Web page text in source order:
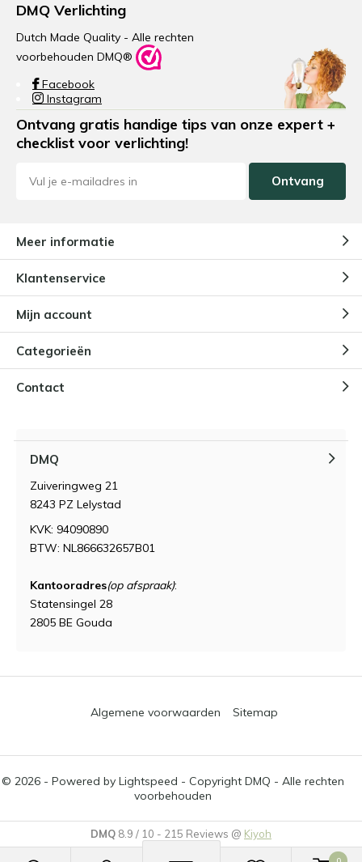
DMQ Verlichting
Dutch Made Quality - Alle rechten
voorbehouden DMQ®
Facebook
Instagram
Ontvang gratis handige tips van onze expert +
checklist voor verlichting!
Ontvang
Meer informatie
Klantenservice
Mijn account
Categorieën
Contact
DMQ
Zuiveringweg 21
8243 PZ Lelystad
KVK: 94090890
BTW: NL866632657B01
Kantooradres(op afspraak):
Statensingel 28
2805 BE Gouda
© 2026 - Powered by Lightspeed - Copyright DMQ - Alle rechten
voorbehouden
Algemene voorwaarden Sitemap
DMQ 8.9 / 10 - 215 Reviews @ Kiyoh